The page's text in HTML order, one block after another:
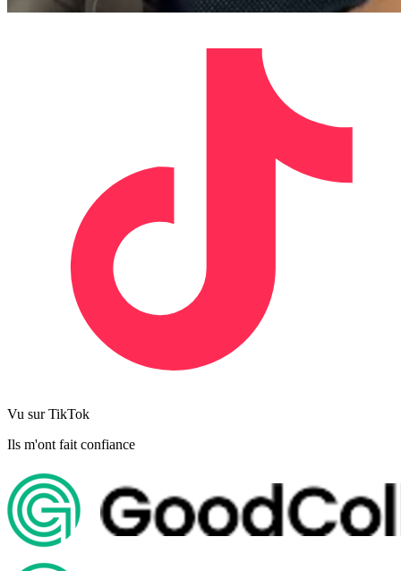
Vu sur TikTok
Ils m'ont fait confiance